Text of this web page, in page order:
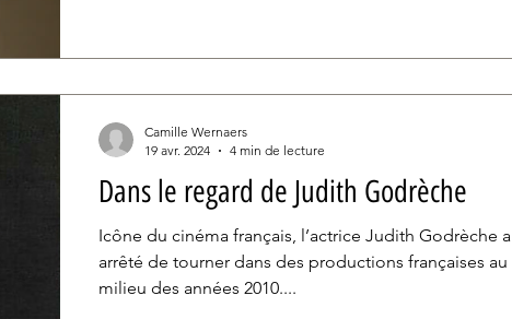
Dans le regard de Judith Godrèche
Icône du cinéma français, l’actrice Judith Godrèche a
arrêté de tourner dans des productions françaises au
milieu des années 2010....
Camille Wernaers
19 avr. 2024
4 min de lecture